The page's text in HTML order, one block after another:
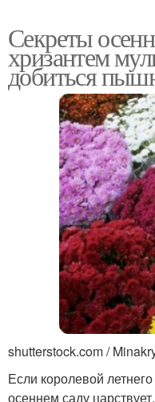
Секреты
хризантем
добиться
shutterstock.com /
Если королевой
осеннем саду